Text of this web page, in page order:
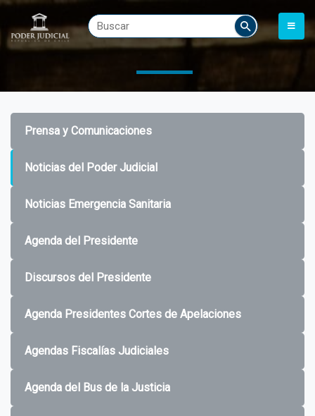
Prensa y Comunicaciones
Noticias del Poder Judicial
Noticias Emergencia Sanitaria
Agenda del Presidente
Discursos del Presidente
Agenda Presidentes Cortes de Apelaciones
Agendas Fiscalías Judiciales
Agenda del Bus de la Justicia